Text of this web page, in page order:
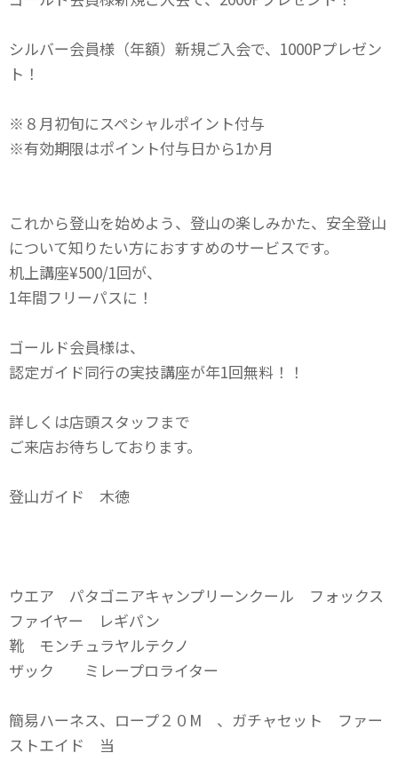
シルバー会員様（年額）新規ご入会で、1000Pプレゼン
ト！
※８月初旬にスペシャルポイント付与
※有効期限はポイント付与日から1か月
これから登山を始めよう、登山の楽しみかた、安全登山
について知りたい方におすすめのサービスです。
机上講座¥500/1回が、
1年間フリーパスに！
ゴールド会員様は、
認定ガイド同行の実技講座が年1回無料！！
詳しくは店頭スタッフまで
ご来店お待ちしております。
登山ガイド 木徳
ウエア パタゴニアキャンプリーンクール フォックス
ファイヤー レギパン
靴 モンチュラヤルテクノ
ザック ミレープロライター
簡易ハーネス、ロープ２０M 、ガチャセット ファー
ストエイド 当